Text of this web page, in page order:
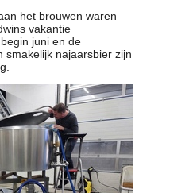
het brouwen waren
vakantie
juni en de
smakelijk najaarsbier zijn